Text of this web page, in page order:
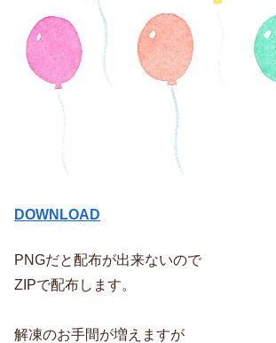
DOWNLOAD
PNGだと配布が出来ないので
ZIPで配布します。
解凍のお手間が増えますが